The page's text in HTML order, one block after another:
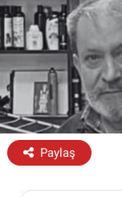
Paylaş
ESKİŞEHİR
Eskişehir
Eskişehir
Eskişehir
Eskişehir